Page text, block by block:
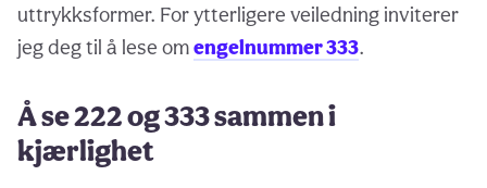
uttrykksformer. For ytterligere veiledning inviterer
jeg deg til å lese omengelnummer 333.
Å se 222 og 333 sammen i
kjærlighet